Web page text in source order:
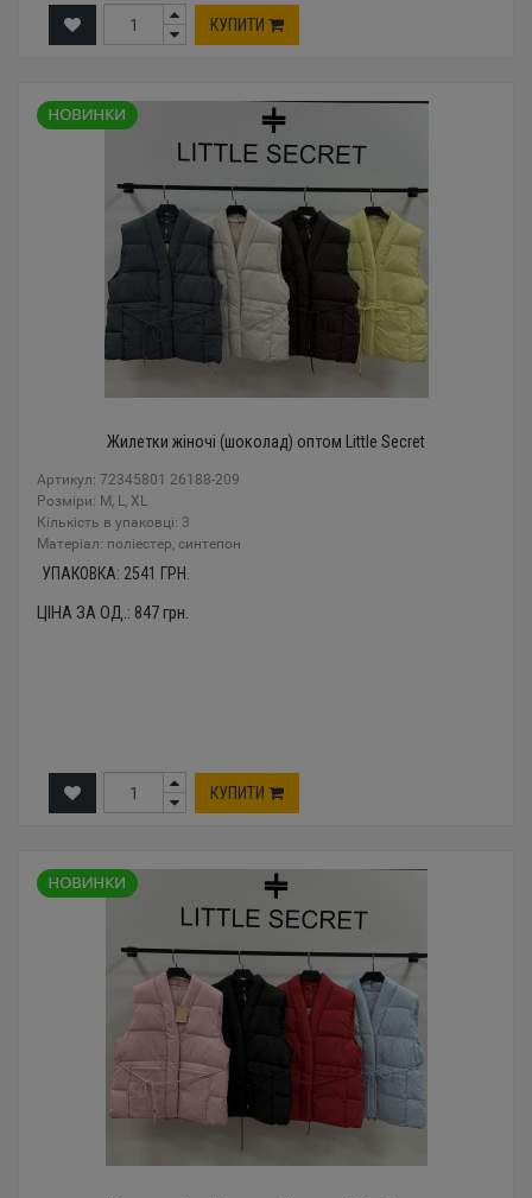
КУПИТИ
Жилетки жіночі (шоколад) оптом Little Secret
Артикул: 72345801 26188-209
Розміри: M, L, XL
Кількість в упаковці: 3
Mатеріал: поліестер, синтепон
УПАКОВКА: 2541 ГРН.
ЦІНА ЗА ОД.: 847грн.
КУПИТИ